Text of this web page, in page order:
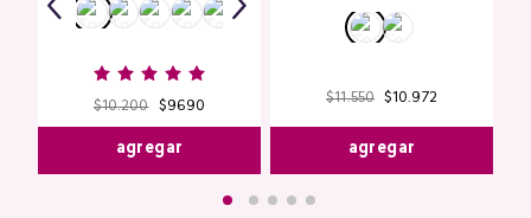
$10.200 $9690
agregar
$11.550 $ 10.972
agregar